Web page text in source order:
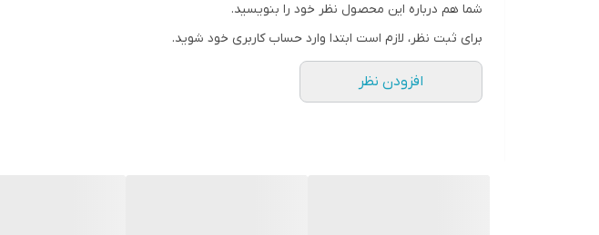
شما هم درباره این محصول نظر خود را بنویسید.
برای ثبت نظر، لازم است ابتدا وارد حساب کاربری خود شوید.
افزودن نظر